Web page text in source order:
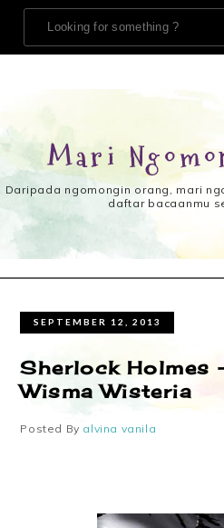
Mari
Daripada ngomongin orang, mari
daftar bacaanmu
SEPTEMBER 12, 2013
Sherlock Holmes
Wisma Wisteria
Posted By alvina vanila